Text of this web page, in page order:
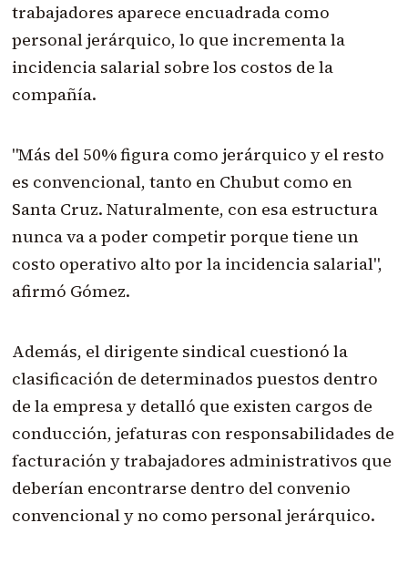
trabajadores aparece encuadrada como
personal jerárquico, lo que incrementa la
incidencia salarial sobre los costos de la
compañía.
"Más del 50% figura como jerárquico y el resto
es convencional, tanto en Chubut como en
Santa Cruz. Naturalmente, con esa estructura
nunca va a poder competir porque tiene un
costo operativo alto por la incidencia salarial",
afirmó Gómez.
Además, el dirigente sindical cuestionó la
clasificación de determinados puestos dentro
de la empresa y detalló que existen cargos de
conducción, jefaturas con responsabilidades de
facturación y trabajadores administrativos que
deberían encontrarse dentro del convenio
convencional y no como personal jerárquico.